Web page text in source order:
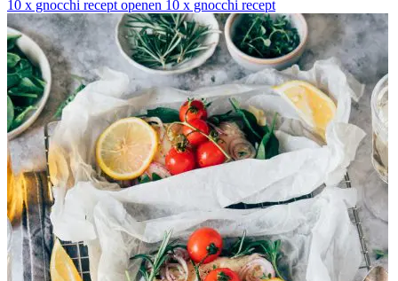
10 x gnocchi recept openen 10 x gnocchi recept